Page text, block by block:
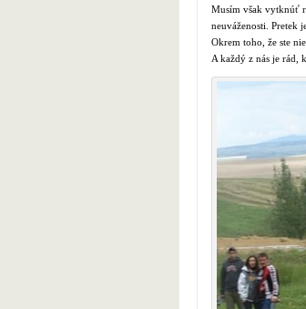
Musím však vytknúť
neuváženosti. Pretek
Okrem toho, že ste
A každý z nás je rád,